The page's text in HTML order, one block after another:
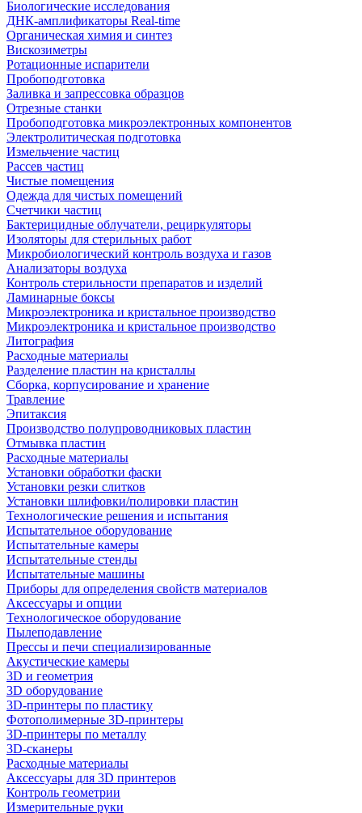
Биологические исследования
ДНК-амплификаторы Real-time
Органическая химия и синтез
Вискозиметры
Ротационные испарители
Пробоподготовка
Заливка и запрессовка образцов
Отрезные станки
Пробоподготовка микроэлектронных компонентов
Электролитическая подготовка
Измельчение частиц
Рассев частиц
Чистые помещения
Одежда для чистых помещений
Счетчики частиц
Бактерицидные облучатели, рециркуляторы
Изоляторы для стерильных работ
Микробиологический контроль воздуха и газов
Анализаторы воздуха
Контроль стерильности препаратов и изделий
Ламинарные боксы
Микроэлектроника и кристальное производство
Микроэлектроника и кристальное производство
Литография
Расходные материалы
Разделение пластин на кристаллы
Сборка, корпусирование и хранение
Травление
Эпитаксия
Производство полупроводниковых пластин
Отмывка пластин
Расходные материалы
Установки обработки фаски
Установки резки слитков
Установки шлифовки/полировки пластин
Технологические решения и испытания
Испытательное оборудование
Испытательные камеры
Испытательные стенды
Испытательные машины
Приборы для определения свойств материалов
Аксессуары и опции
Технологическое оборудование
Пылеподавление
Прессы и печи специализированные
Акустические камеры
3D и геометрия
3D оборудование
3D-принтеры по пластику
Фотополимерные 3D-принтеры
3D-принтеры по металлу
3D-сканеры
Расходные материалы
Аксессуары для 3D принтеров
Контроль геометрии
Измерительные руки